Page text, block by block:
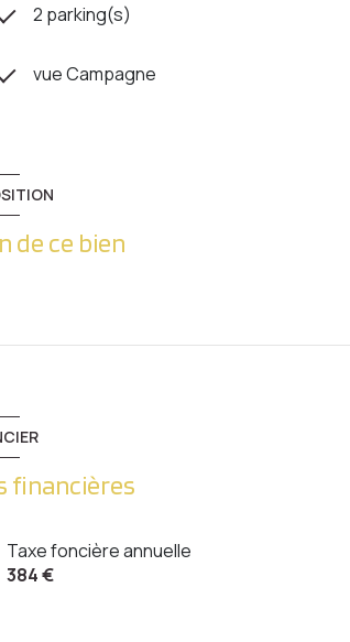
2 parking(s)
vue Campagne
de ce bien
financières
Taxe foncière annuelle
384 €